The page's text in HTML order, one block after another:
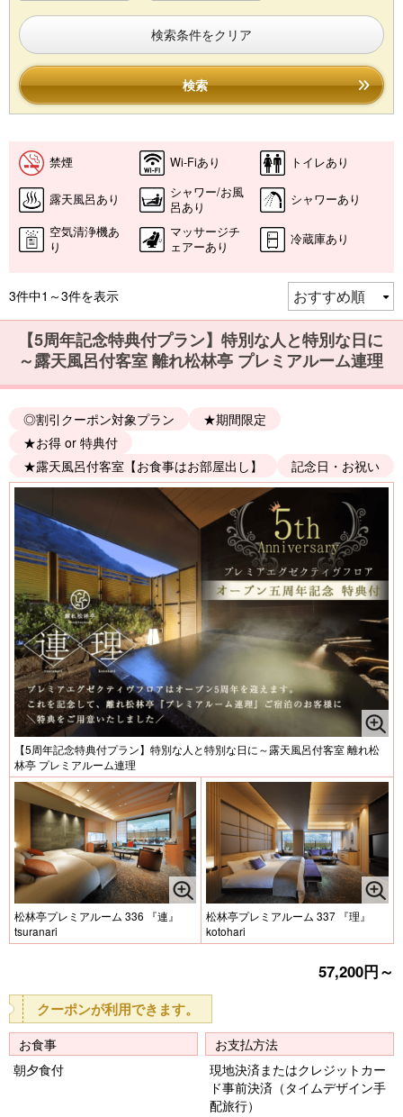
検索条件をクリア
検索
禁煙 Wi-Fiあり トイレあり
露天風呂あり
シャワー/お風
呂あり
シャワーあり
空気清浄機あ
り
マッサージチ
ェアーあり
冷蔵庫あり
3件中1～3件を表示
【5周年記念特典付プラン】特別な人と特別な日に
～露天風呂付客室 離れ松林亭 プレミアルーム連理
◎割引クーポン対象プラン
★期間限定
★お得 or 特典付
★露天風呂付客室【お食事はお部屋出し】
記念日・お祝い
【5周年記念特典付プラン】特別な人と特別な日に～露天風呂付客室 離れ松
林亭 プレミアルーム連理
松林亭プレミアルーム 336 『連』
tsuranari
松林亭プレミアルーム 337 『理』
kotohari
57,200円～
クーポンが利用できます。
お食事
朝夕食付
お支払方法
現地決済またはクレジットカー
ド事前決済（タイムデザイン手
配旅行）